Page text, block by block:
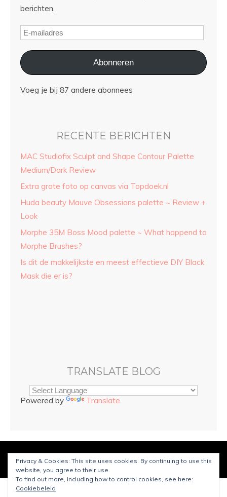
berichten.
Abonneren
Voeg je bij 87 andere abonnees
RECENTE BERICHTEN
MAC Studiofix Sculpt and Shape Contour Palette
Medium/Dark Review
Extra grote foto op canvas via Topdoek.nl
Huda beauty Mauve Obsessions palette ~ Review +
Look
Morphe 35M Boss Mood palette ~ What happend to
Morphe Brushes?
Is dit de makkelijkste en meest effectieve DIY Black
Mask die er is?
TRANSLATE BLOG
Powered by Translate
© CopyrightSarah and Beauty2025. Mogelijk gemaakt door
WordPress.Ontworpen door Bluchic
Privacy & Cookies: This site uses cookies. By continuing to use this
website, you agree to their use.
To find out more, including how to control cookies, see here:
Cookiebeleid